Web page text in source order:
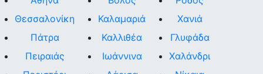
Θεσσαλονίκη
Πάτρα
Πειραιάς
Καλαμαριά
Καλλιθέα
Ιωάννινα
Χανιά
Γλυφάδα
Χαλάνδρι